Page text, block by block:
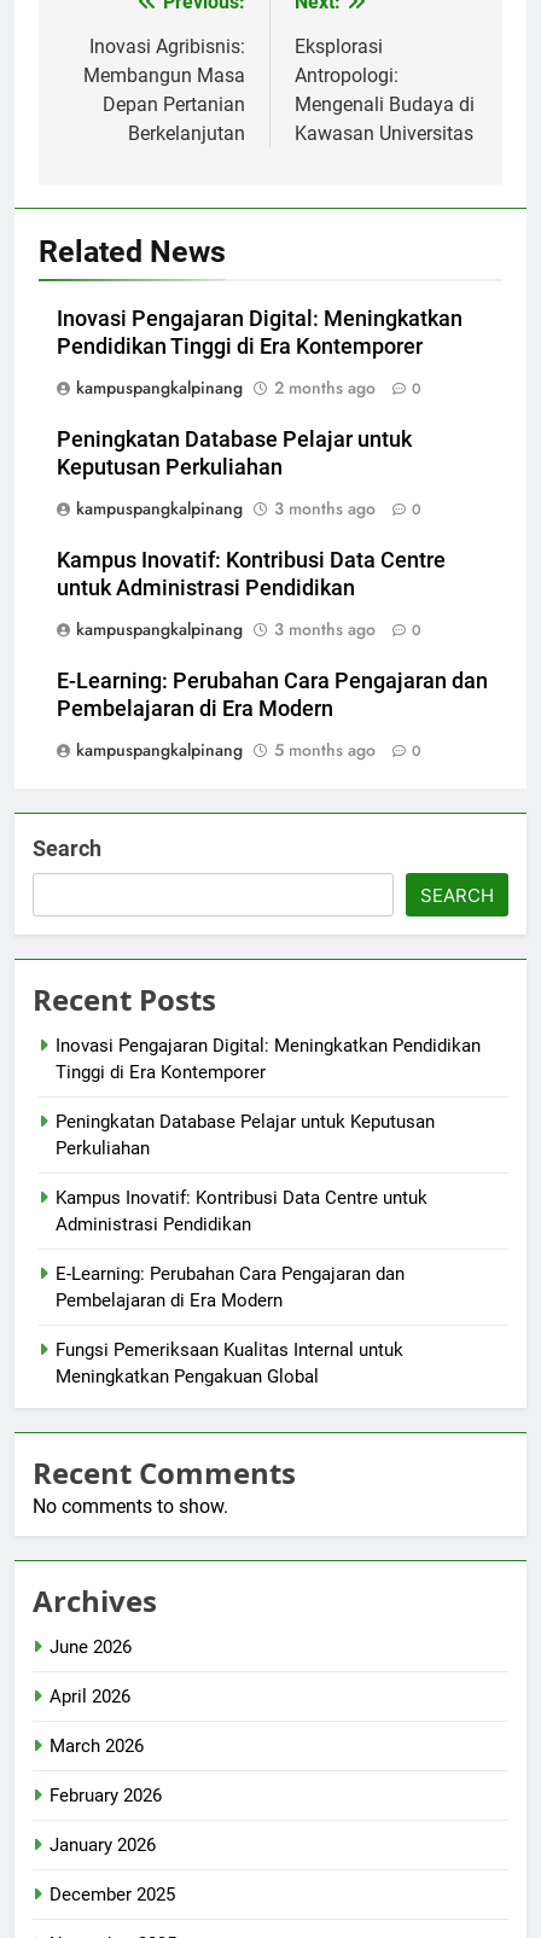
navigation
Inovasi Agribisnis:
Membangun Masa
Depan Pertanian
Berkelanjutan
Eksplorasi
Antropologi:
Mengenali Budaya di
Kawasan Universitas
Related News
Inovasi Pengajaran Digital: Meningkatkan
Pendidikan Tinggi di Era Kontemporer
kampuspangkalpinang
2 months ago 0
Peningkatan Database Pelajar untuk
Keputusan Perkuliahan
kampuspangkalpinang
3 months ago 0
Kampus Inovatif: Kontribusi Data Centre
untuk Administrasi Pendidikan
kampuspangkalpinang
3 months ago 0
E-Learning: Perubahan Cara Pengajaran dan
Pembelajaran di Era Modern
kampuspangkalpinang
5 months ago 0
Search
SEARCH
Recent Posts
Inovasi Pengajaran Digital: Meningkatkan Pendidikan
Tinggi di Era Kontemporer
Peningkatan Database Pelajar untuk Keputusan
Perkuliahan
Kampus Inovatif: Kontribusi Data Centre untuk
Administrasi Pendidikan
E-Learning: Perubahan Cara Pengajaran dan
Pembelajaran di Era Modern
Fungsi Pemeriksaan Kualitas Internal untuk
Meningkatkan Pengakuan Global
Recent Comments
No comments to show.
Archives
June 2026
April 2026
March 2026
February 2026
January 2026
December 2025